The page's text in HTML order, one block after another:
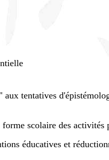
tentatives
scolaire des activités
éducatives et